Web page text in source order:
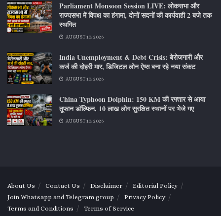
Parliament Monsoon Session LIVE: लोकसभा और
राज्यसभा में विपक्ष का हंगामा, दोनों सदनों की कार्यवाही 2 बजे तक
स्थगित
AUGUST 10, 2026
India Unemployment & Debt Crisis: बेरोजगारी और
कर्ज की दोहरी मार, डिजिटल लोन ऐप्स बना रहे नया संकट
AUGUST 10, 2026
China Typhoon Dolphin: 150 KM की रफ्तार से आया
तूफान डॉल्फिन, 10 लाख लोग सुरक्षित स्थानों पर भेजे गए
AUGUST 10, 2026
About Us Contact Us Disclaimer
Editorial Policy
Join Whatsapp and Telegram group
Privacy Policy
Terms and Conditions
Terms of Service